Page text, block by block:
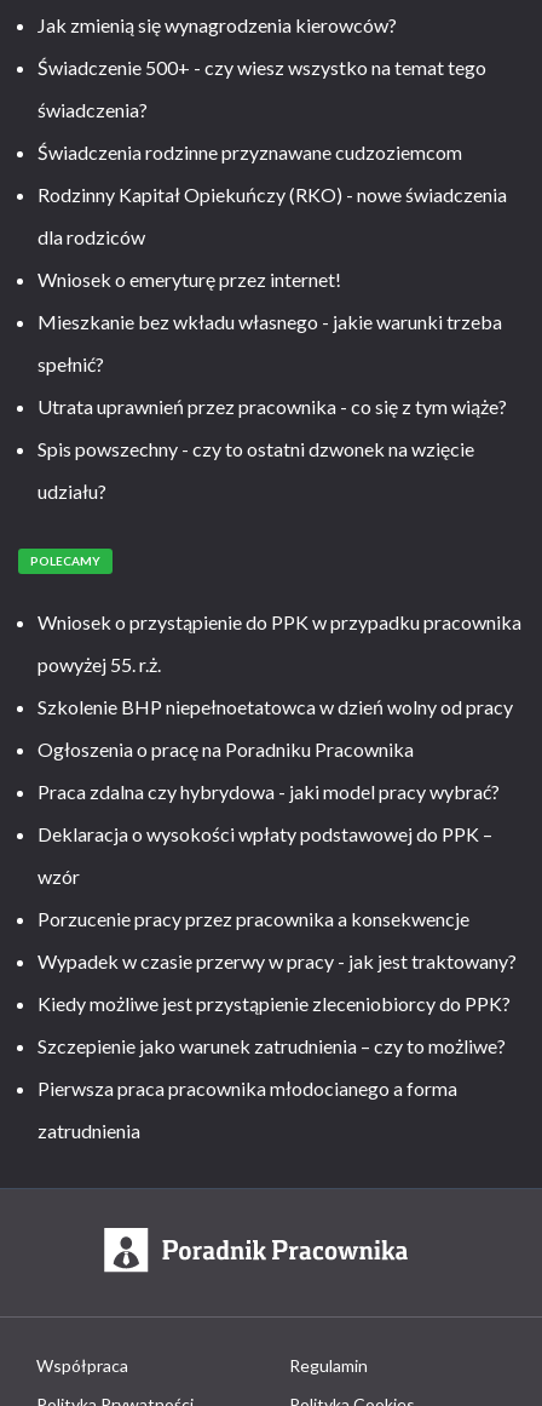
Jak zmienią się wynagrodzenia kierowców?
Świadczenie 500+ - czy wiesz wszystko na temat tego
świadczenia?
Świadczenia rodzinne przyznawane cudzoziemcom
Rodzinny Kapitał Opiekuńczy (RKO) - nowe świadczenia
dla rodziców
Wniosek o emeryturę przez internet!
Mieszkanie bez wkładu własnego - jakie warunki trzeba
spełnić?
Utrata uprawnień przez pracownika - co się z tym wiąże?
Spis powszechny - czy to ostatni dzwonek na wzięcie
udziału?
POLECAMY
Wniosek o przystąpienie do PPK w przypadku pracownika
powyżej 55. r.ż.
Szkolenie BHP niepełnoetatowca w dzień wolny od pracy
Ogłoszenia o pracę na Poradniku Pracownika
Praca zdalna czy hybrydowa - jaki model pracy wybrać?
Deklaracja o wysokości wpłaty podstawowej do PPK –
wzór
Porzucenie pracy przez pracownika a konsekwencje
Wypadek w czasie przerwy w pracy - jak jest traktowany?
Kiedy możliwe jest przystąpienie zleceniobiorcy do PPK?
Szczepienie jako warunek zatrudnienia – czy to możliwe?
Pierwsza praca pracownika młodocianego a forma
zatrudnienia
Współpraca
Regulamin